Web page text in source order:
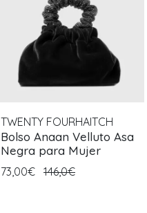
TWENTY FOURHAITCH
Bolso Anaan Velluto Asa
Negra para Mujer
73,00€ 146,0€